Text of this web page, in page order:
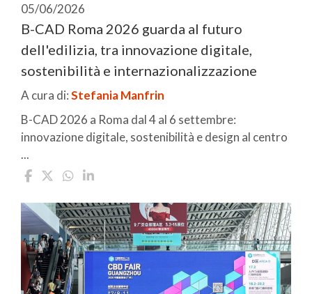
05/06/2026
B-CAD Roma 2026 guarda al futuro
dell'edilizia, tra innovazione digitale,
sostenibilità e internazionalizzazione
A cura di:Stefania Manfrin
B-CAD 2026 a Roma dal 4 al 6 settembre:
innovazione digitale, sostenibilità e design al centro
...